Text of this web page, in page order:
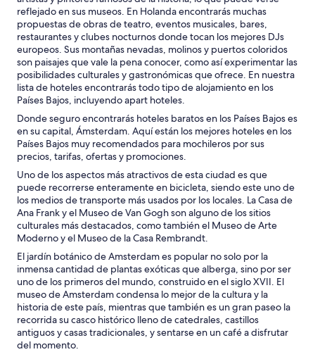
reflejado en sus museos. En Holanda encontrarás muchas
propuestas de obras de teatro, eventos musicales, bares,
restaurantes y clubes nocturnos donde tocan los mejores DJs
europeos. Sus montañas nevadas, molinos y puertos coloridos
son paisajes que vale la pena conocer, como así experimentar las
posibilidades culturales y gastronómicas que ofrece. En nuestra
lista de hoteles encontrarás todo tipo de alojamiento en los
Países Bajos, incluyendo apart hoteles.
Donde seguro encontrarás hoteles baratos en los Países Bajos es
en su capital, Ámsterdam. Aquí están los mejores hoteles en los
Países Bajos muy recomendados para mochileros por sus
precios, tarifas, ofertas y promociones.
Uno de los aspectos más atractivos de esta ciudad es que
puede recorrerse enteramente en bicicleta, siendo este uno de
los medios de transporte más usados por los locales. La Casa de
Ana Frank y el Museo de Van Gogh son alguno de los sitios
culturales más destacados, como también el Museo de Arte
Moderno y el Museo de la Casa Rembrandt.
El jardín botánico de Amsterdam es popular no solo por la
inmensa cantidad de plantas exóticas que alberga, sino por ser
uno de los primeros del mundo, construido en el siglo XVII. El
museo de Amsterdam condensa lo mejor de la cultura y la
historia de este país, mientras que también es un gran paseo la
recorrida su casco histórico lleno de catedrales, castillos
antiguos y casas tradicionales, y sentarse en un café a disfrutar
del momento.